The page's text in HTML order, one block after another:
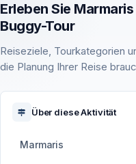
Erleben Sie
Buggy-Tour
Reiseziele, Tourkategorien
die Planung Ihrer Reise
Über diese Aktivität
Marmaris